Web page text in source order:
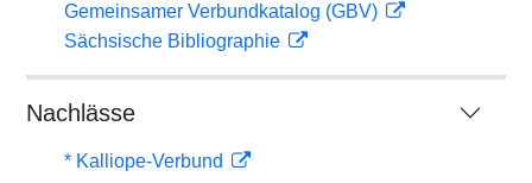
Gemeinsamer Verbundkatalog (GBV)
Sächsische Bibliographie
Nachlässe
* Kalliope-Verbund